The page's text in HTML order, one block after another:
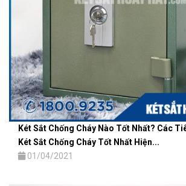
Két Sắt Chống Cháy Nào Tốt Nhất? Các
Két Sắt Chống Cháy Tốt Nhất Hiện...
01/04/2021